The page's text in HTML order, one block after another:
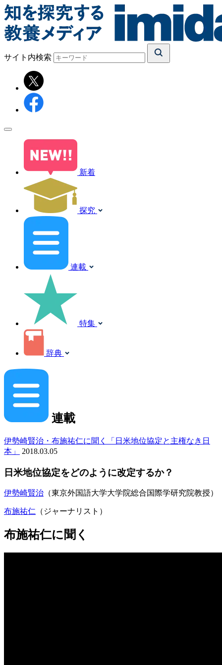
サイト内検索
新着
探究
連載
特集
辞典
連載
伊勢崎賢治・布施祐仁に聞く「日米地位協定と主権なき日
本」
2018.03.05
日米地位協定をどのように改定するか？
伊勢崎賢治 （東京外国語大学大学院総合国際学研究院教授）
布施祐仁 （ジャーナリスト）
布施祐仁に聞く